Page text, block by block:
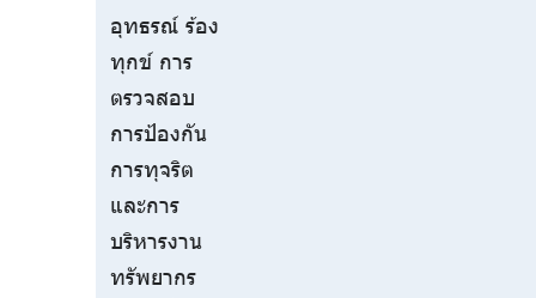
อุทธรณ์ ร้อง
ทุกข์ การ
ตรวจสอบ
การป้องกัน
การทุจริต
และการ
บริหารงาน
ทรัพยากร